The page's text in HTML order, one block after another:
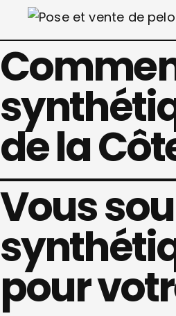
de la
Vous
pour